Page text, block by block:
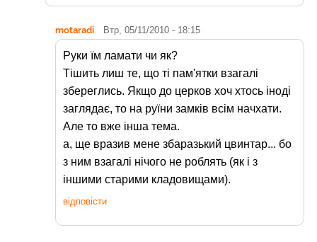
motaradi Втр, 05/11/2010 - 18:15
Руки їм ламати чи як?
Тішить лиш те, що ті пам'ятки взагалі
збереглись. Якщо до церков хоч хтось іноді
заглядає, то на руїни замків всім начхати.
Але то вже інша тема.
а, ще вразив мене збаразький цвинтар... бо
з ним взагалі нічого не роблять (як і з
іншими старими кладовищами).
відповісти